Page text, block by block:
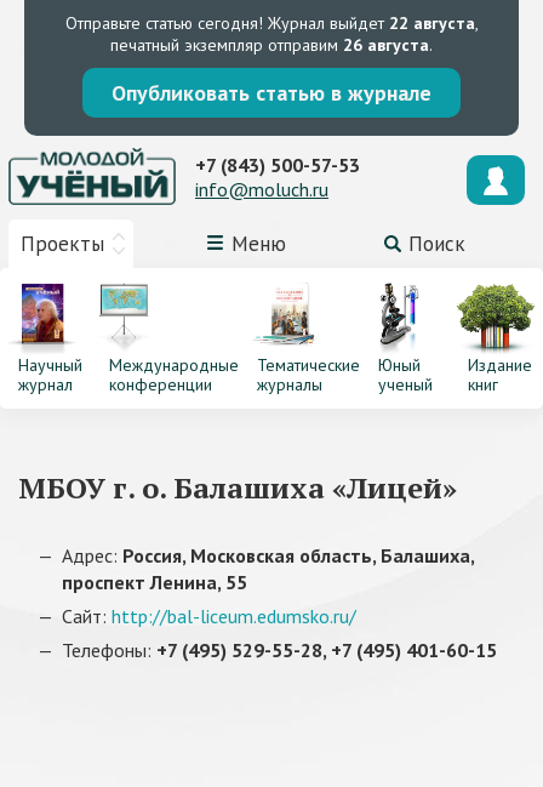
Отправьте статью сегодня! Журнал выйдет 22 августа,
печатный экземпляр отправим 26 августа.
Опубликовать статью в журнале
Проекты Меню Поиск
+7 (843) 500-57-53
info@moluch.ru
Научный
журнал
Международные
конференции
Тематические
журналы
Юный
ученый
Издание
книг
МБОУ г. о. Балашиха «Лицей»
Адрес: Россия, Московская область, Балашиха,
проспект Ленина, 55
Сайт: http://bal-liceum.edumsko.ru/
Телефоны: +7 (495) 529-55-28, +7 (495) 401-60-15